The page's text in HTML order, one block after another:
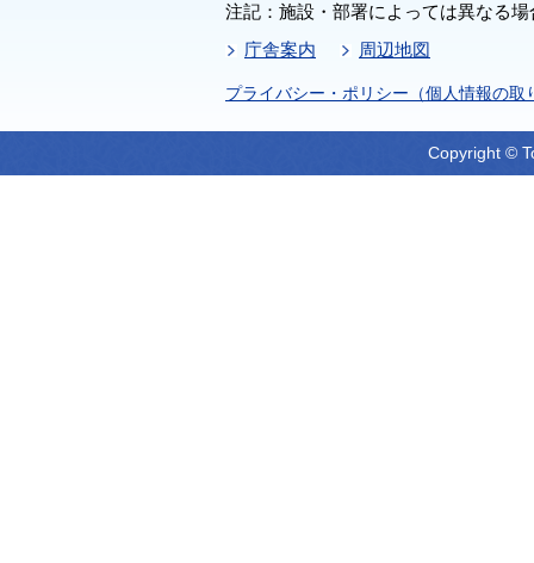
注記：施設・部署によっては異なる
庁舎案内
周辺地図
プライバシー・ポリシー（個人情報の取
Copyright ©